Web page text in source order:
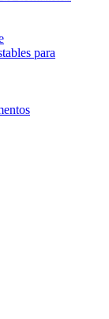
para